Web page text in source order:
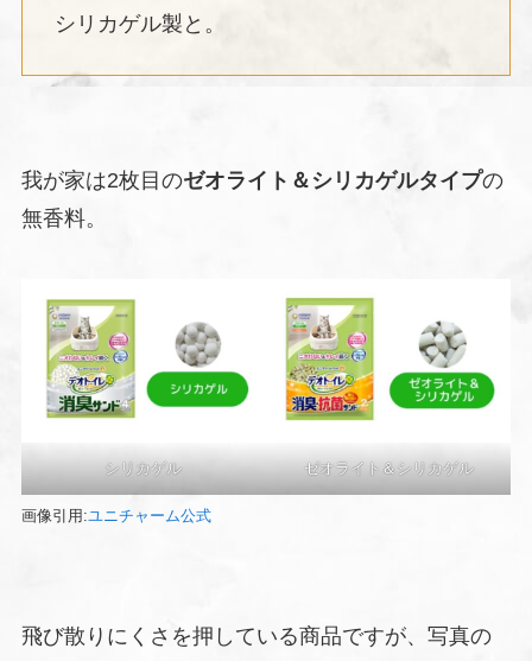
シリカゲル製と。
我が家は2枚目のゼオライト＆シリカゲルタイプの
無香料。
シリカゲル ゼオライト＆シリカゲル
画像引用:ユニチャーム公式
飛び散りにくさを押している商品ですが、写真の